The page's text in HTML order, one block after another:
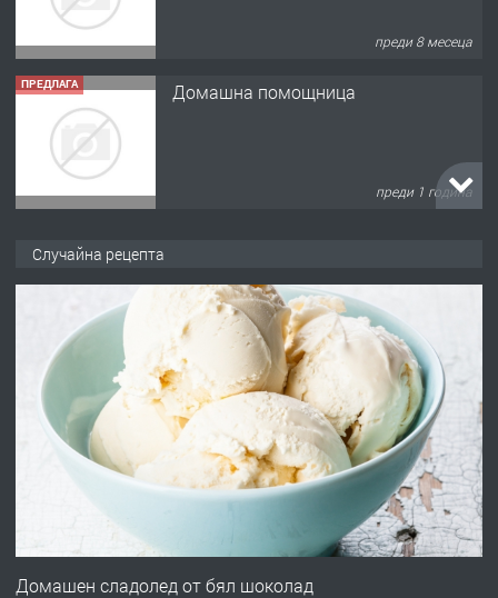
преди 8 месеца
ПРЕДЛАГА Домашна помощница
преди 1 година
преди 2 години
ПРЕДЛАГА
УДЪЛЖАВАНЕ НА ЧОВЕШКИЯТ
ЖИВОТ И ПОДОБРЯВАНЕ НА
НЕГОВОТО КАЧЕСТВО
преди 2 години
Имот в Северна Гърция, до Кавала
Случайна рецепта
Домашен сладолед от бял шоколад